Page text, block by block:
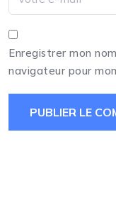
Enregistrer mon
navigateur pour